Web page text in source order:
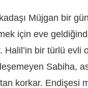
Müjgan bir
için eve
Halil’in bir türlü evli
Sabiha,
korkar. Endişesi